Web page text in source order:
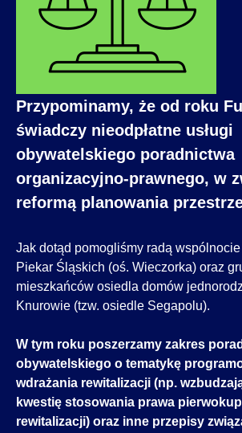
Przypominamy, że od roku
świadczy nieodpłatne usługi
obywatelskiego poradnictwa
organizacyjno-prawnego, w
reformą planowania
Jak dotąd pomogliśmy radą
Piekar Śląskich (oś. Wieczorka) oraz
mieszkańców osiedla domów
Knurowie (tzw. osiedle Segapolu).
W tym roku poszerzamy zakres
obywatelskiego o tematykę
wdrażania rewitalizacji (np.
kwestię stosowania prawa
rewitalizacji) oraz inne przepisy